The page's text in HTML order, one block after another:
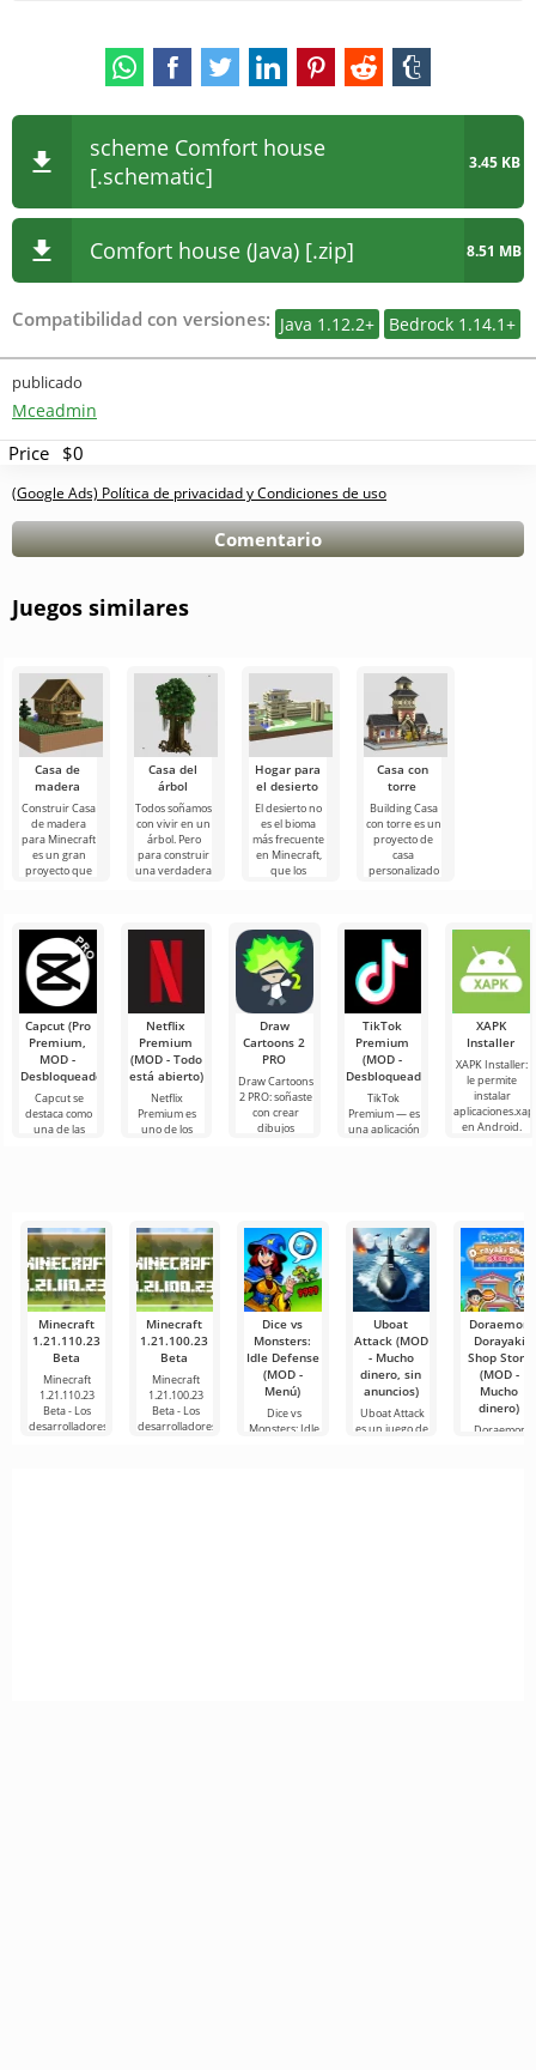
scheme Comfort house
[.schematic]
3.45 KB
Comfort house (Java) [.zip] 8.51 MB
Compatibilidad con versiones: Java 1.12.2+ Bedrock 1.14.1+
publicado
Mceadmin
Price $0
(Google Ads) Política de privacidad y Condiciones de uso
Comentario
Juegos similares
Casa de
madera
Construir Casa
de madera
para Minecraft
es un gran
proyecto que
Casa del
árbol
Todos soñamos
con vivir en un
árbol. Pero
para construir
una verdadera
Hogar para
el desierto
El desierto no
es el bioma
más frecuente
en Minecraft,
que los
Casa con
torre
Building Casa
con torre es un
proyecto de
casa
personalizado
Capcut (Pro
Premium,
MOD -
Desbloqueado)
Capcut se
destaca como
una de las
Netflix
Premium
(MOD - Todo
está abierto)
Netflix
Premium es
uno de los
Draw
Cartoons 2
PRO
Draw Cartoons
2 PRO: soñaste
con crear
dibujos
TikTok
Premium
(MOD -
Desbloqueado)
TikTok
Premium — es
una aplicación
XAPK
Installer
XAPK Installer:
le permite
instalar
en Android.
Minecraft
1.21.110.23
Beta
Minecraft
1.21.110.23
Beta - Los
desarrolladores
Minecraft
1.21.100.23
Beta
Minecraft
1.21.100.23
Beta - Los
desarrolladores
Dice vs
Monsters:
Idle Defense
(MOD -
Menú)
Dice vs
Monsters: Idle
Uboat
Attack (MOD
- Mucho
dinero, sin
anuncios)
Uboat Attack
es un juego de
Doraemon
Dorayaki
Shop Story
(MOD -
Mucho
dinero)
Doraemon